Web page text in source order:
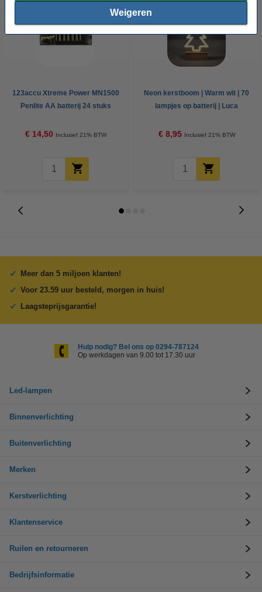
Weigeren
123accu Xtreme Power MN1500
Penlite AA batterij 24 stuks
€ 14,50 Inclusief 21% BTW
Neon kerstboom | Warm wit | 70
lampjes op batterij | Luca
€ 8,95 Inclusief 21% BTW
Meer dan 5 miljoen klanten!
Voor 23.59 uur besteld, morgen in huis!
Laagsteprijsgarantie!
Hulp nodig? Bel ons op 0294-787124
Op werkdagen van 9.00 tot 17.30 uur
Led-lampen
Binnenverlichting
Buitenverlichting
Merken
Kerstverlichting
Klantenservice
Ruilen en retourneren
Bedrijfsinformatie